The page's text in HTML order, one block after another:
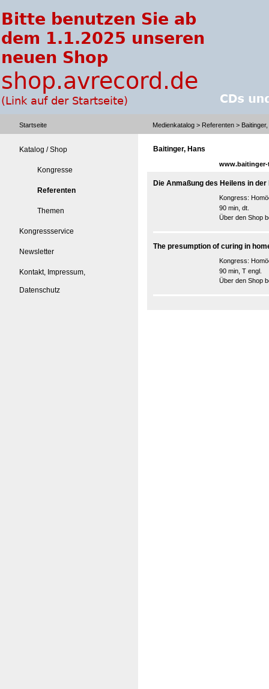
Startseite Medienkatalog > Referenten >
Katalog / Shop
Kongresse
Referenten
Themen
Kongressservice
Newsletter
Kontakt, Impressum,
Datenschutz
Baitinger, Hans
www.baitinger-
Die Anmaßung des Heilens in
Kongress:
90 min, dt.
Über den Shop
The presumption of curing in
Kongress:
90 min, T engl.
Über den Shop